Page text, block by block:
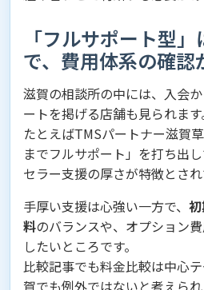
「フルサポート型
で、費用体系の確認
滋賀の相談所の中には、入会
ートを掲げる店舗も見られます
たとえばTMSパートナー滋賀
までフルサポート」を打ち出
セラー支援の厚さが特徴とされ
手厚い支援は心強い一方で、
料のバランスや、オプション
したいところです。
比較記事でも料金比較は中心
賀でも例外ではないと考えられ